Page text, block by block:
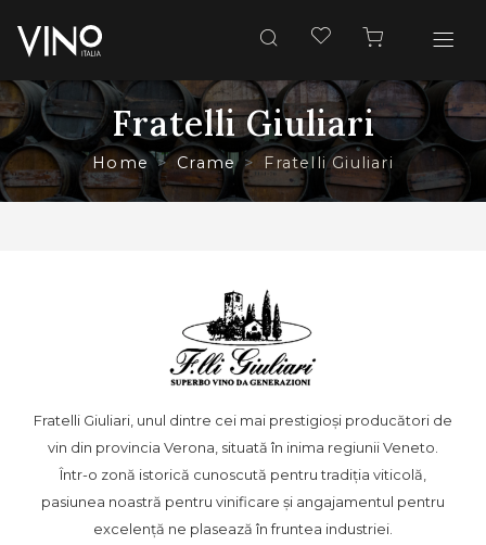
Fratelli Giuliari
Home Crame Fratelli Giuliari
Fratelli Giuliari, unul dintre cei mai prestigioși producători de
vin din provincia Verona, situată în inima regiunii Veneto.
Într-o zonă istorică cunoscută pentru tradiția viticolă,
pasiunea noastră pentru vinificare și angajamentul pentru
excelență ne plasează în fruntea industriei.